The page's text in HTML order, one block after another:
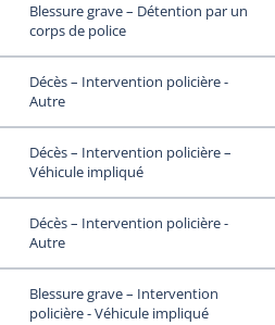
Blessure grave – Détention par un
corps de police
Décès – Intervention policière -
Autre
Décès – Intervention policière –
Véhicule impliqué
Décès – Intervention policière -
Autre
Blessure grave – Intervention
policière - Véhicule impliqué